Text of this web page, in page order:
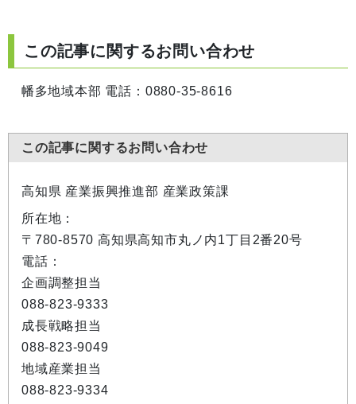
この記事に関するお問い合わせ
幡多地域本部 電話：0880-35-8616
この記事に関するお問い合わせ
高知県 産業振興推進部 産業政策課
所在地：
〒780-8570 高知県高知市丸ノ内1丁目2番20号
電話：
企画調整担当
088-823-9333
成長戦略担当
088-823-9049
地域産業担当
088-823-9334